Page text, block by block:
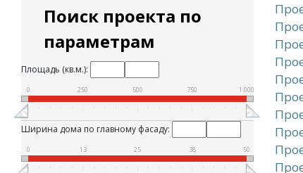
Поиск проекта по
параметрам
Площадь (кв.м.):
0 250 500 750 1 000
Ширина дома по главному фасаду:
0 13 25 38 50